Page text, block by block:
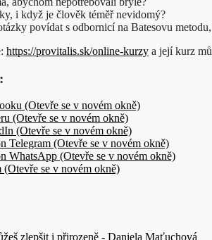
i když je člověk téměř nevidomý?
povídat s odbornicí na Batesovu
https://provitalis.sk/online-kurzy a její kurz
(Otevře se v novém okně)
(Otevře se v novém okně)
(Otevře se v novém okně)
Telegram (Otevře se v novém okně)
WhatsApp (Otevře se v novém okně)
(Otevře se v novém okně)